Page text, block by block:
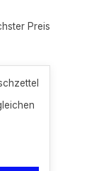
Preis